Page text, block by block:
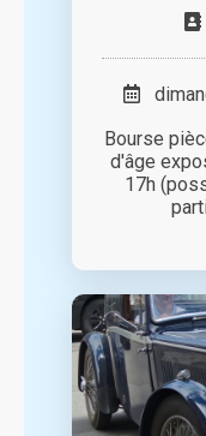
Bourse
d'âge
17h